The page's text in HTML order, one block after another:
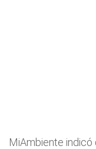
MiAmbiente indicó